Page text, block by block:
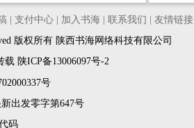
| 支付中心| 加入书海| 联系我们
友情链接
版权所有 陕西书海网络科技有限公司
载 陕ICP备13006097号-2
号
出发零字第647号
码